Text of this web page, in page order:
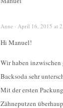
Anne · April 16, 2015 at
Hi Manuel!
Wir haben inzwischen
Backsoda sehr
Mit der ersten
Zähneputzen